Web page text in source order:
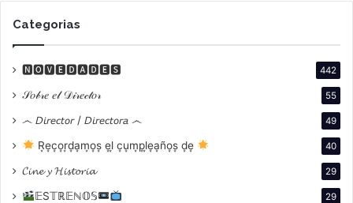
diversidad
premiada, memoria
viva
Categorias
🅽🅾🆅🅴🅳🅰🅳🅴🆂 442
𝒮𝑜𝒷𝓇𝑒 𝑒𝓁 𝒟𝒾𝓇𝑒𝒸𝓉𝑜𝓇 55
෴ 𝘋𝘪𝘳𝘦𝘤𝘵𝘰𝘳 / 𝘋𝘪𝘳𝘦𝘤𝘵𝘰𝘳𝘢 ෴ 49
R͙e͙c͙o͙r͙d͙a͙m͙o͙s͙ e͙l͙ c͙u͙m͙p͙l͙e͙a͙ño͙s͙ d͙e͙ 40
𝓒𝓲𝓷𝓮 𝔂 𝓗𝓲𝓼𝓽𝓸𝓻𝓲𝓪 29
𝔼S𝕋ℝ𝔼ℕ𝕆𝕊 29